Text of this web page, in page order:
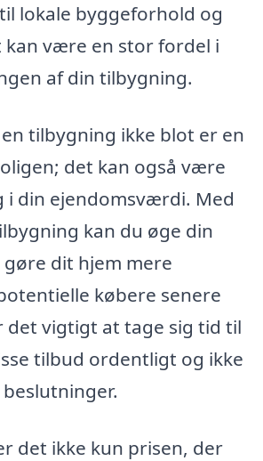
lokale byggeforhold og
kan være en stor fordel i
af din tilbygning.
tilbygning ikke blot er en
det kan også være
i din ejendomsværdi. Med
kan du øge din
dit hjem mere
købere senere
det vigtigt at tage sig tid til
tilbud ordentligt og ikke
det ikke kun prisen, der